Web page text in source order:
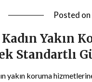
Posted on
Yakın
Standartlı
yakın koruma